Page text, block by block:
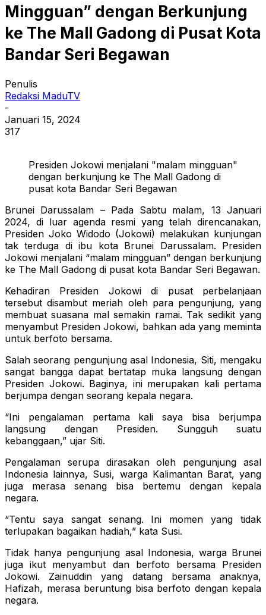
Mingguan” dengan Berkunjung
ke The Mall Gadong di Pusat Kota
Bandar Seri Begawan
Penulis
Redaksi MaduTV
-
Januari 15, 2024
317
Presiden Jokowi menjalani "malam mingguan"
dengan berkunjung ke The Mall Gadong di
pusat kota Bandar Seri Begawan
Brunei Darussalam – Pada Sabtu malam, 13 Januari
2024, di luar agenda resmi yang telah direncanakan,
Presiden Joko Widodo (Jokowi) melakukan kunjungan
tak terduga di ibu kota Brunei Darussalam. Presiden
Jokowi menjalani “malam mingguan” dengan berkunjung
ke The Mall Gadong di pusat kota Bandar Seri Begawan.
Kehadiran Presiden Jokowi di pusat perbelanjaan
tersebut disambut meriah oleh para pengunjung, yang
membuat suasana mal semakin ramai. Tak sedikit yang
menyambut Presiden Jokowi, bahkan ada yang meminta
untuk berfoto bersama.
Salah seorang pengunjung asal Indonesia, Siti, mengaku
sangat bangga dapat bertatap muka langsung dengan
Presiden Jokowi. Baginya, ini merupakan kali pertama
berjumpa dengan seorang kepala negara.
“Ini pengalaman pertama kali saya bisa berjumpa
langsung dengan Presiden. Sungguh suatu
kebanggaan,” ujar Siti.
Pengalaman serupa dirasakan oleh pengunjung asal
Indonesia lainnya, Susi, warga Kalimantan Barat, yang
juga merasa senang bisa bertemu dengan kepala
negara.
“Tentu saya sangat senang. Ini momen yang tidak
terlupakan bagaikan hadiah,” kata Susi.
Tidak hanya pengunjung asal Indonesia, warga Brunei
juga ikut menyambut dan berfoto bersama Presiden
Jokowi. Zainuddin yang datang bersama anaknya,
Hafizah, merasa beruntung bisa berfoto dengan kepala
negara.